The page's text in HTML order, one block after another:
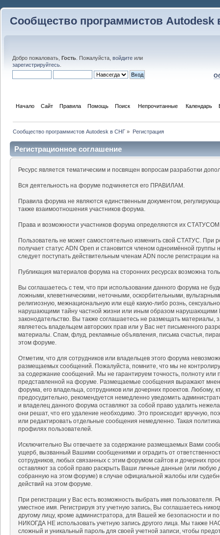
Сообщество программистов Autodesk
Добро пожаловать, Гость . Пожалуйста, войдите или
зарегистрируйтесь
Начало Сайт Правила Помощь Поиск Непрочитанные Календарь
Сообщество программистов Autodesk в СНГ » Регистрация
Регистрационное соглашение
Ресурс является тематическим и посвящен вопросам разработки
Вся деятельность на форуме подчиняется его ПРАВИЛАМ.
Правила форума не являются единственным документом,
также взаимоотношения участников форума.
Права и возможности участников форума определяются их
Пользователь не может самостоятельно изменить свой СТАТУС. При
получает статус ADN Open и становится членом одноимённой
следует поступать действительным членам ADN после регистрации
Публикация материалов форума на сторонних ресурсах возможна
Вы соглашаетесь с тем, что при использовании данного форума не
ложными, клеветническими, неточными, оскорбительными,
религиозную, межнациональную или ещё какую-либо рознь,
нарушающими тайну частной жизни или иным образом нарушающими
законодательство. Вы также соглашаетесь не размещать
являетесь владельцем авторских прав или у Вас нет письменного
материалы. Спам, флуд, рекламные объявления, письма счастья,
этом форуме.
Отметим, что для сотрудников или владельцев этого форума
размещаемых сообщений. Пожалуйста, помните, что мы не
за содержание сообщений. Мы не гарантируем точность, полноту или
представленной на форуме. Размещаемые сообщения выражают
форума, его владельца, сотрудников или дочерних проектов. Любому,
предосудительно, рекомендуется немедленно уведомить
и владелец данного форума оставляют за собой право удалить
они решат, что его удаление необходимо. Это происходит вручную,
или редактировать отдельные сообщения немедленно. Такая
профилях пользователей.
Исключительно Вы отвечаете за содержание размещаемых Вами
ущерб, вызванный Вашими сообщениями и оградить от
сотрудников, любых связанных с этим форумом сайтов и дочерних
оставляют за собой право раскрыть Ваши личные данные (или
собранную на этом форуме) в случае официальной жалобы или
действий на этом форуме.
При регистрации у Вас есть возможность выбрать имя пользователя.
уместное имя. Регистрируя эту учетную запись, Вы соглашаетесь
другому лицу, кроме администратора, для Вашей же безопасности и
НИКОГДА НЕ использовать учетную запись другого лица. Мы также
сложный и уникальный пароль для своей учетной записи, чтобы